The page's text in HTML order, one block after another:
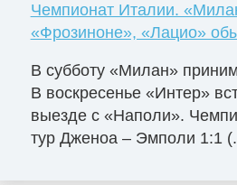
Чемпионат Италии.
«Фрозиноне», «Лацио»
В субботу «Милан»
В воскресенье «Интер»
выезде с «Наполи».
тур Дженоа – Эмполи 1:1